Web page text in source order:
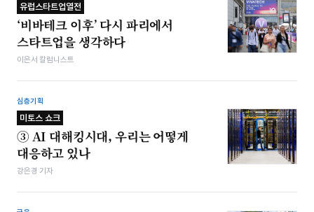
유럽스타트업열전
‘비바테크 이후’ 다시 파리에서
스타트업을 생각하다
이은서 칼럼니스트
심층기획
미토스 쇼크
③ AI 대해킹시대, 우리는 어떻게
대응하고 있나
강은경 기자